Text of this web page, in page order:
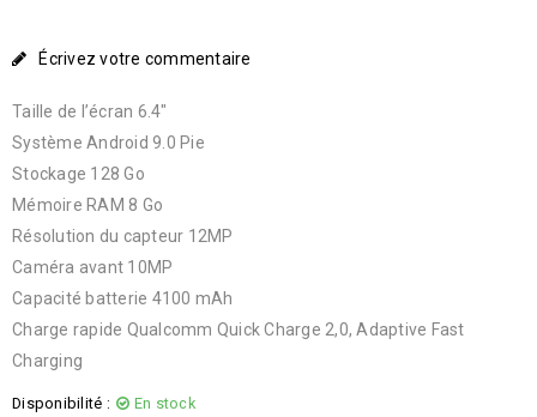
Écrivez votre commentaire
Taille de l’écran 6.4″
Système Android 9.0 Pie
Stockage 128 Go
Mémoire RAM 8 Go
Résolution du capteur 12MP
Caméra avant 10MP
Capacité batterie 4100 mAh
Charge rapide Qualcomm Quick Charge 2,0, Adaptive Fast
Charging
Disponibilité : En stock